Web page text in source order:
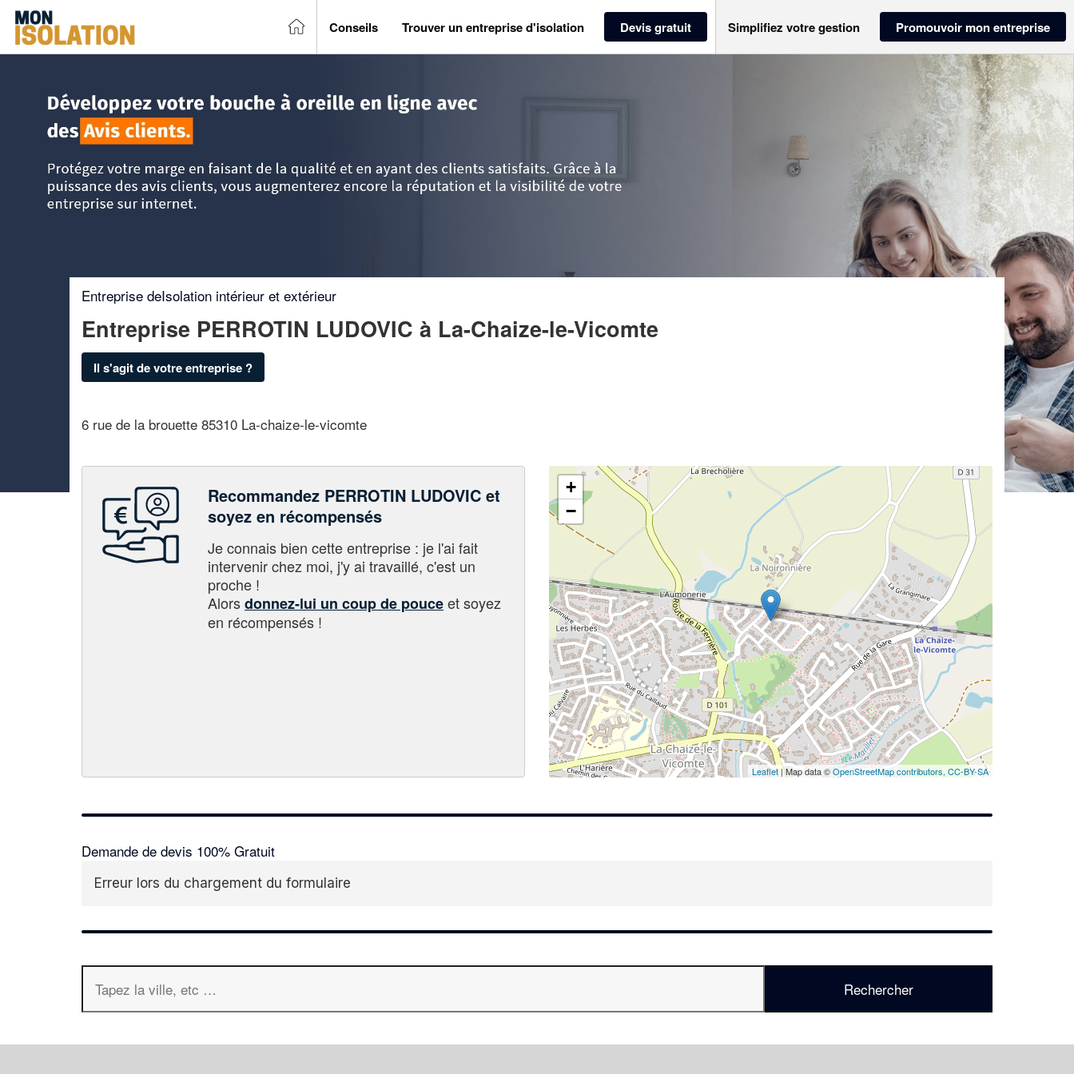
Conseils Trouver un entreprise d'isolation Devis gratuit Simplifiez votre gestion Promouvoir mon entreprise
Entreprise deIsolation intérieur et extérieur
Entreprise PERROTIN LUDOVIC à La-Chaize-le-Vicomte
Il s'agit de votre entreprise ?
6 rue de la brouette 85310 La-chaize-le-vicomte
Recommandez PERROTIN LUDOVIC et
soyez en récompensés
Je connais bien cette entreprise : je l'ai fait
intervenir chez moi, j'y ai travaillé, c'est un
proche !
Alorsdonnez-lui un coup de pouceet soyez
en récompensés !
+
−
Leaflet | Map data ©OpenStreetMap contributors, CC-BY-SA
Demande de devis 100% Gratuit
Erreur lors du chargement du formulaire
✕
Vous êtes un
professionnel ?
Augmentez votre chiffre d'affaires
vosmargestout en gagnant de
nouveaux clients
En savoir plus